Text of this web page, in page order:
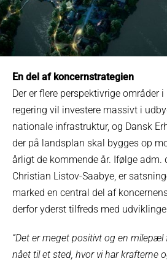
En del af koncernstrategien
Der er flere perspektivrige områder
regering vil investere massivt i
nationale infrastruktur, og Dansk
der på landsplan skal bygges op
årligt de kommende år. Ifølge adm.
Christian Listov-Saabye, er
marked en central del af
derfor yderst tilfreds med
“Det er meget positivt og en milepæl
nået til et sted, hvor vi har krafterne